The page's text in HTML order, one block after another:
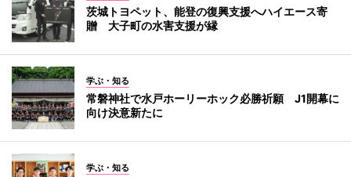
茨城トヨペット、能登の復興支援へハイエース寄
贈 大子町の水害支援が縁
学ぶ・知る
常磐神社で水戸ホーリーホック必勝祈願 J1開幕に
向け決意新たに
学ぶ・知る